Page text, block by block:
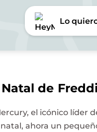
Lo
de
el icónico líder
ahora un